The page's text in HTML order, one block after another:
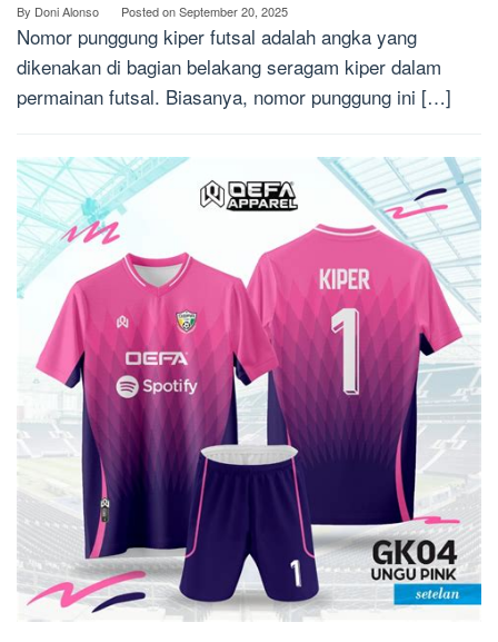
By Doni Alonso Posted onSeptember 20, 2025
Nomor punggung kiper futsal adalah angka yang
dikenakan di bagian belakang seragam kiper dalam
permainan futsal. Biasanya, nomor punggung ini […]